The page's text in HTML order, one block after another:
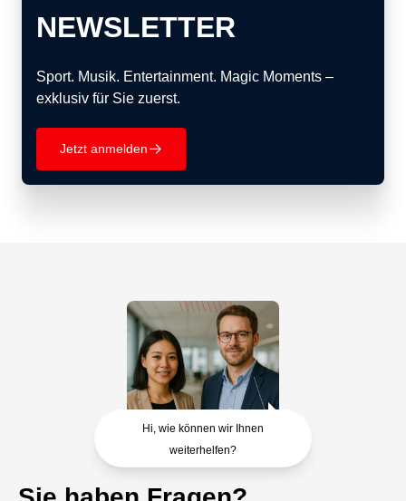
NEWSLETTER
Sport. Musik. Entertainment. Magic Moments –
exklusiv für Sie zuerst.
Jetzt anmelden􀄫
Hi, wie können wir Ihnen
weiterhelfen?